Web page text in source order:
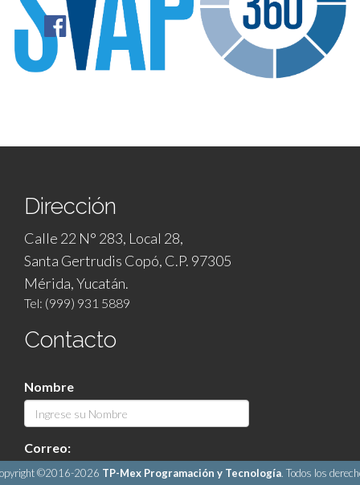
Dirección
Calle 22 N° 283, Local 28,
Santa Gertrudis Copó, C.P. 97305
Mérida, Yucatán.
Tel: (999) 931 5889
Contacto
Nombre
Correo:
©2016-2026 TP-Mex Programación y Tecnología. Todos los